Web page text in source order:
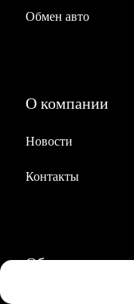
Обмен авто
О компании
Новости
Контакты
Обратная связь